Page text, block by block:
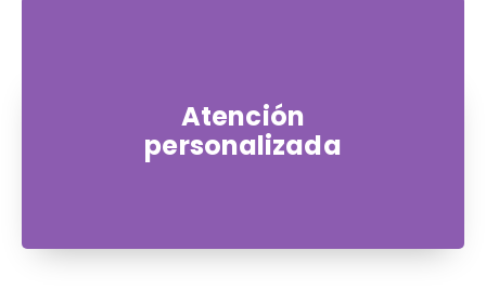
Atención
personalizada